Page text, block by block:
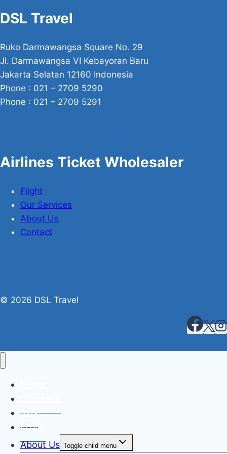
DSL Travel
Ruko Darmawangsa Square No. 29
Jl. Darmawangsa VI Kebayoran Baru
Jakarta Selatan 12160 Indonesia
Phone : 021 – 2709 5290
Phone : 021 – 2709 5291
Airlines Ticket Wholesaler
Flight
Our Services
About Us
Contact
© 2026 DSL Travel
Domestic
Asia
Eropa
About Us Toggle child menu